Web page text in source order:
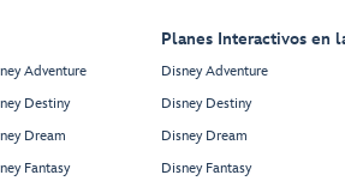
Adventure
Destiny
Dream
Fantasy
Planes Interactivos en
Disney Adventure
Disney Destiny
Disney Dream
Disney Fantasy